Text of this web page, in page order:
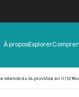
Menu
de
À proposExplorer
du 24 pluviôse an II (12